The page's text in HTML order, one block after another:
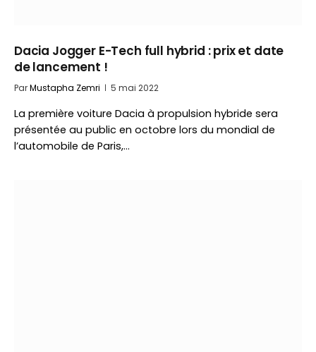
Dacia Jogger E-Tech full hybrid : prix et date
de lancement !
ParMustapha Zemri 5 mai 2022
La première voiture Dacia à propulsion hybride sera
présentée au public en octobre lors du mondial de
l’automobile de Paris,…